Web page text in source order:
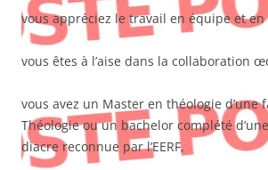
vous appréciez le travail en équipe et en
vous êtes à l’aise dans la collaboration
vous avez un Master en théologie d’une
Théologie ou un bachelor complété
diacre reconnue par l’EERF,